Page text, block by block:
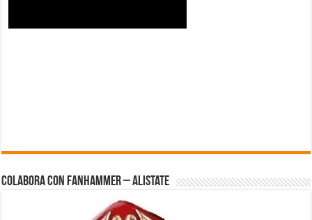
Colabora con FanHammer – Alistate